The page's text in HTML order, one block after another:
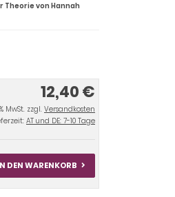
von Hannah
12,40 €
MwSt. zzgl. Versandkosten
AT und DE: 7-10 Tage
DEN WARENKORB